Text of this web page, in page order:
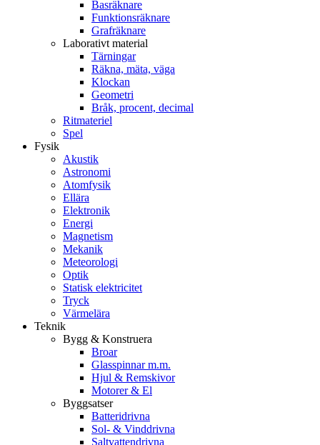
Basräknare
Funktionsräknare
Grafräknare
Laborativt material
Tärningar
Räkna, mäta, väga
Klockan
Geometri
Bråk, procent, decimal
Ritmateriel
Spel
Fysik
Akustik
Astronomi
Atomfysik
Ellära
Elektronik
Energi
Magnetism
Mekanik
Meteorologi
Optik
Statisk elektricitet
Tryck
Värmelära
Teknik
Bygg & Konstruera
Broar
Glasspinnar m.m.
Hjul & Remskivor
Motorer & El
Byggsatser
Batteridrivna
Sol- & Vinddrivna
Saltvattendrivna